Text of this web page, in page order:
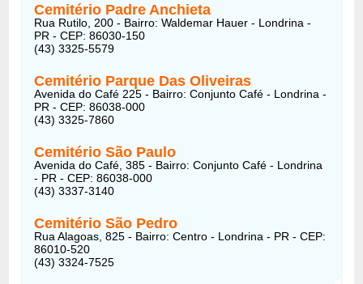
Cemitério Padre Anchieta
Rua Rutilo, 200 - Bairro: Waldemar Hauer - Londrina -
PR - CEP: 86030-150
(43) 3325-5579
Cemitério Parque Das Oliveiras
Avenida do Café 225 - Bairro: Conjunto Café - Londrina -
PR - CEP: 86038-000
(43) 3325-7860
Cemitério São Paulo
Avenida do Café, 385 - Bairro: Conjunto Café - Londrina
- PR - CEP: 86038-000
(43) 3337-3140
Cemitério São Pedro
Rua Alagoas, 825 - Bairro: Centro - Londrina - PR - CEP:
86010-520
(43) 3324-7525